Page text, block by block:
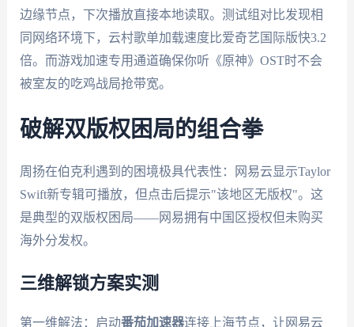
边缘节点，下次播放直接本地读取。测试组对比发现相
同网络环境下，云村歌单加载速度比爱奇艺国际版快3.2
倍。而游戏加速专用通道确保你听《原神》OST时不会
被室友的吃鸡战局抢带宽。
破解双版权困局的组合拳
周扬在伯克利遇到的困境极具代表性：网易云显示Taylor
Swift新专辑可播放，但点击后提示"该地区无版权"。这
是典型的双版权困局——网易拥有中国区授权但未购买
海外分发权。
三维解锁方案实测
第一维解法：启动番茄加速器连接上海节点，让网易云